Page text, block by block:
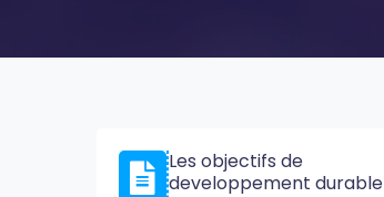
Les objectifs de
developpement durable